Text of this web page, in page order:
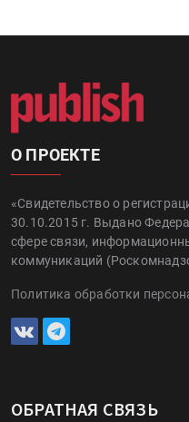
О ПРОЕКТЕ
«Свидетельство о
30.10.2015 г. Выдано
сфере связи,
коммуникаций
Политика обработки
ОБРАТНАЯ СВЯЗЬ